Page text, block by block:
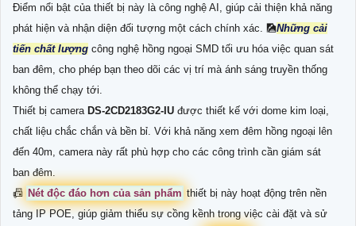
Điểm nổi bật của thiết bị này là công nghệ AI, giúp cải thiện khả năng
phát hiện và nhận diện đối tượng một cách chính xác. 🎑Những cải
tiến chất lượng công nghệ hồng ngoại SMD tối ưu hóa việc quan sát
ban đêm, cho phép bạn theo dõi các vị trí mà ánh sáng truyền thống
không thể chạy tới.
Thiết bị camera DS-2CD2183G2-IU được thiết kế với dome kim loại,
chất liệu chắc chắn và bền bỉ. Với khả năng xem đêm hồng ngoại lên
đến 40m, camera này rất phù hợp cho các công trình cần giám sát
ban đêm.
📠 Nét độc đáo hơn của sản phẩm thiết bị này hoạt động trên nền
tảng IP POE, giúp giảm thiểu sự cồng kềnh trong việc cài đặt và sử